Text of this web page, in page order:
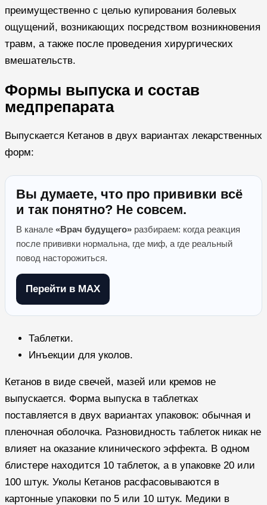
преимущественно с целью купирования болевых
ощущений, возникающих посредством возникновения
травм, а также после проведения хирургических
вмешательств.
Формы выпуска и состав
медпрепарата
Выпускается Кетанов в двух вариантах лекарственных
форм:
Вы думаете, что про прививки всё
и так понятно? Не совсем.
В канале «Врач будущего» разбираем: когда реакция
после прививки нормальна, где миф, а где реальный
повод насторожиться.
Перейти в MAX
Таблетки.
Инъекции для уколов.
Кетанов в виде свечей, мазей или кремов не
выпускается. Форма выпуска в таблетках
поставляется в двух вариантах упаковок: обычная и
пленочная оболочка. Разновидность таблеток никак не
влияет на оказание клинического эффекта. В одном
блистере находится 10 таблеток, а в упаковке 20 или
100 штук. Уколы Кетанов расфасовываются в
картонные упаковки по 5 или 10 штук. Медики в